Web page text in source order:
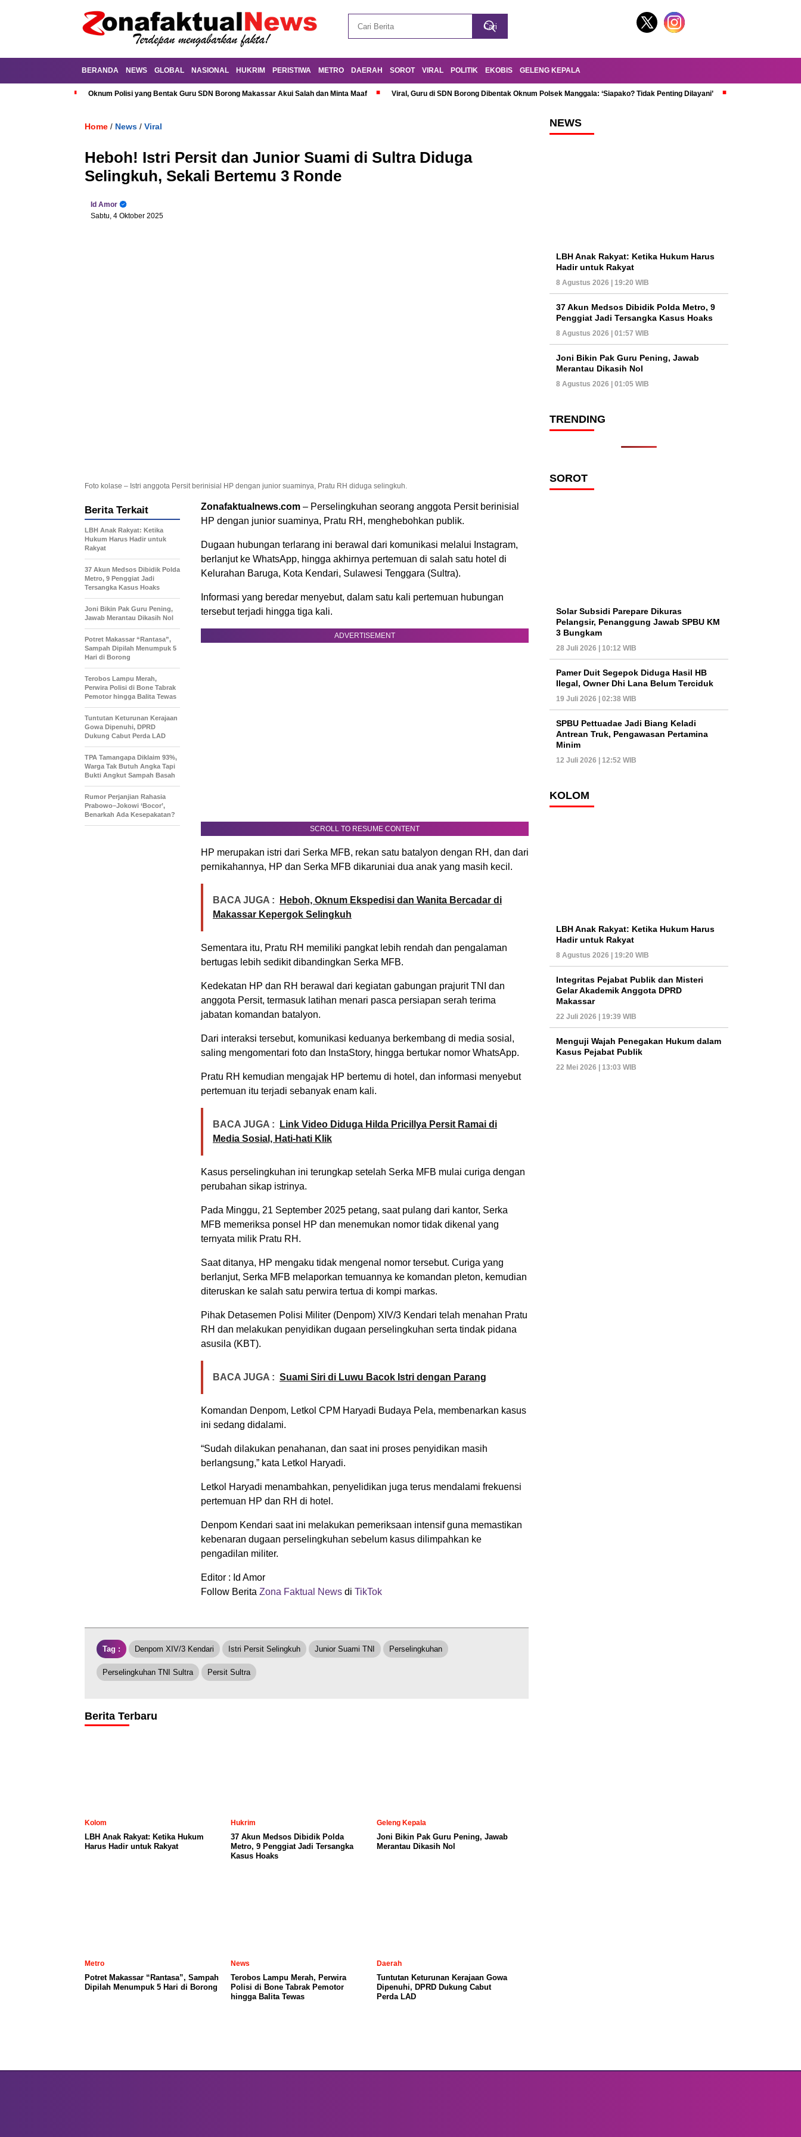
BERANDA NEWS GLOBAL NASIONAL HUKRIM PERISTIWA METRO DAERAH SOROT VIRAL POLITIK EKOBIS GELENG KEPALA
Oknum Polisi yang Bentak Guru SDN Borong Makassar Akui Salah dan Minta Maaf Viral, Guru di SDN Borong Dibentak Oknum Polsek Manggala: ‘Siapako? Tidak Penting Dilayani’
Home / News / Viral
Heboh! Istri Persit dan Junior Suami di Sultra Diduga
Selingkuh, Sekali Bertemu 3 Ronde
Id Amor
Sabtu, 4 Oktober 2025
Foto kolase – Istri anggota Persit berinisial HP dengan junior suaminya, Pratu RH diduga selingkuh.
Zonafaktualnews.com – Perselingkuhan seorang anggota Persit berinisial
HP dengan junior suaminya, Pratu RH, menghebohkan publik.
Dugaan hubungan terlarang ini berawal dari komunikasi melalui Instagram,
berlanjut ke WhatsApp, hingga akhirnya pertemuan di salah satu hotel di
Kelurahan Baruga, Kota Kendari, Sulawesi Tenggara (Sultra).
Informasi yang beredar menyebut, dalam satu kali pertemuan hubungan
tersebut terjadi hingga tiga kali.
ADVERTISEMENT
SCROLL TO RESUME CONTENT
HP merupakan istri dari Serka MFB, rekan satu batalyon dengan RH, dan dari
pernikahannya, HP dan Serka MFB dikaruniai dua anak yang masih kecil.
BACA JUGA :
Heboh, Oknum Ekspedisi dan Wanita Bercadar di
Makassar Kepergok Selingkuh
Sementara itu, Pratu RH memiliki pangkat lebih rendah dan pengalaman
bertugas lebih sedikit dibandingkan Serka MFB.
Kedekatan HP dan RH berawal dari kegiatan gabungan prajurit TNI dan
anggota Persit, termasuk latihan menari pasca persiapan serah terima
jabatan komandan batalyon.
Dari interaksi tersebut, komunikasi keduanya berkembang di media sosial,
saling mengomentari foto dan InstaStory, hingga bertukar nomor WhatsApp.
Pratu RH kemudian mengajak HP bertemu di hotel, dan informasi menyebut
pertemuan itu terjadi sebanyak enam kali.
BACA JUGA :
Link Video Diduga Hilda Pricillya Persit Ramai di
Media Sosial, Hati-hati Klik
Kasus perselingkuhan ini terungkap setelah Serka MFB mulai curiga dengan
perubahan sikap istrinya.
Pada Minggu, 21 September 2025 petang, saat pulang dari kantor, Serka
MFB memeriksa ponsel HP dan menemukan nomor tidak dikenal yang
ternyata milik Pratu RH.
Saat ditanya, HP mengaku tidak mengenal nomor tersebut. Curiga yang
berlanjut, Serka MFB melaporkan temuannya ke komandan pleton, kemudian
diteruskan ke salah satu perwira tertua di kompi markas.
Pihak Detasemen Polisi Militer (Denpom) XIV/3 Kendari telah menahan Pratu
RH dan melakukan penyidikan dugaan perselingkuhan serta tindak pidana
asusila (KBT).
BACA JUGA : Suami Siri di Luwu Bacok Istri dengan Parang
Komandan Denpom, Letkol CPM Haryadi Budaya Pela, membenarkan kasus
ini sedang didalami.
“Sudah dilakukan penahanan, dan saat ini proses penyidikan masih
berlangsung,” kata Letkol Haryadi.
Letkol Haryadi menambahkan, penyelidikan juga terus mendalami frekuensi
pertemuan HP dan RH di hotel.
Denpom Kendari saat ini melakukan pemeriksaan intensif guna memastikan
kebenaran dugaan perselingkuhan sebelum kasus dilimpahkan ke
pengadilan militer.
Editor : Id Amor
Follow Berita Zona Faktual News di TikTok
Berita Terkait
LBH Anak Rakyat: Ketika
Hukum Harus Hadir untuk
Rakyat
37 Akun Medsos Dibidik Polda
Metro, 9 Penggiat Jadi
Tersangka Kasus Hoaks
Joni Bikin Pak Guru Pening,
Jawab Merantau Dikasih Nol
Potret Makassar “Rantasa”,
Sampah Dipilah Menumpuk 5
Hari di Borong
Terobos Lampu Merah,
Perwira Polisi di Bone Tabrak
Pemotor hingga Balita Tewas
Tuntutan Keturunan Kerajaan
Gowa Dipenuhi, DPRD
Dukung Cabut Perda LAD
TPA Tamangapa Diklaim 93%,
Warga Tak Butuh Angka Tapi
Bukti Angkut Sampah Basah
Rumor Perjanjian Rahasia
Prabowo–Jokowi ‘Bocor’,
Benarkah Ada Kesepakatan?
Tag : Denpom XIV/3 Kendari Istri Persit Selingkuh Junior Suami TNI Perselingkuhan
Perselingkuhan TNI Sultra Persit Sultra
Berita Terbaru
Kolom
LBH Anak Rakyat: Ketika Hukum
Harus Hadir untuk Rakyat
Hukrim
37 Akun Medsos Dibidik Polda
Metro, 9 Penggiat Jadi Tersangka
Kasus Hoaks
Geleng Kepala
Joni Bikin Pak Guru Pening, Jawab
Merantau Dikasih Nol
Metro
Potret Makassar “Rantasa”, Sampah
Dipilah Menumpuk 5 Hari di Borong
News
Terobos Lampu Merah, Perwira
Polisi di Bone Tabrak Pemotor
hingga Balita Tewas
Daerah
Tuntutan Keturunan Kerajaan Gowa
Dipenuhi, DPRD Dukung Cabut
Perda LAD
NEWS
LBH Anak Rakyat: Ketika Hukum Harus
Hadir untuk Rakyat
8 Agustus 2026 | 19:20 WIB
37 Akun Medsos Dibidik Polda Metro, 9
Penggiat Jadi Tersangka Kasus Hoaks
8 Agustus 2026 | 01:57 WIB
Joni Bikin Pak Guru Pening, Jawab
Merantau Dikasih Nol
8 Agustus 2026 | 01:05 WIB
TRENDING
SOROT
Solar Subsidi Parepare Dikuras
Pelangsir, Penanggung Jawab SPBU KM
3 Bungkam
28 Juli 2026 | 10:12 WIB
Pamer Duit Segepok Diduga Hasil HB
Ilegal, Owner Dhi Lana Belum Terciduk
19 Juli 2026 | 02:38 WIB
SPBU Pettuadae Jadi Biang Keladi
Antrean Truk, Pengawasan Pertamina
Minim
12 Juli 2026 | 12:52 WIB
KOLOM
LBH Anak Rakyat: Ketika Hukum Harus
Hadir untuk Rakyat
8 Agustus 2026 | 19:20 WIB
Integritas Pejabat Publik dan Misteri
Gelar Akademik Anggota DPRD
Makassar
22 Juli 2026 | 19:39 WIB
Menguji Wajah Penegakan Hukum dalam
Kasus Pejabat Publik
22 Mei 2026 | 13:03 WIB